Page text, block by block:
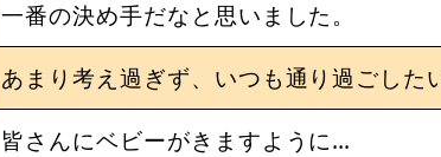
一番の決め手だなと思いました。
あまり考え過ぎず、いつも通り過ごした
皆さんにベビーがきますように…